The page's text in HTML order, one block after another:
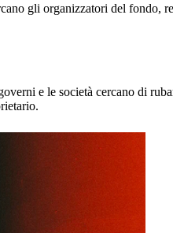
gli organizzatori del fondo,
e le società cercano di